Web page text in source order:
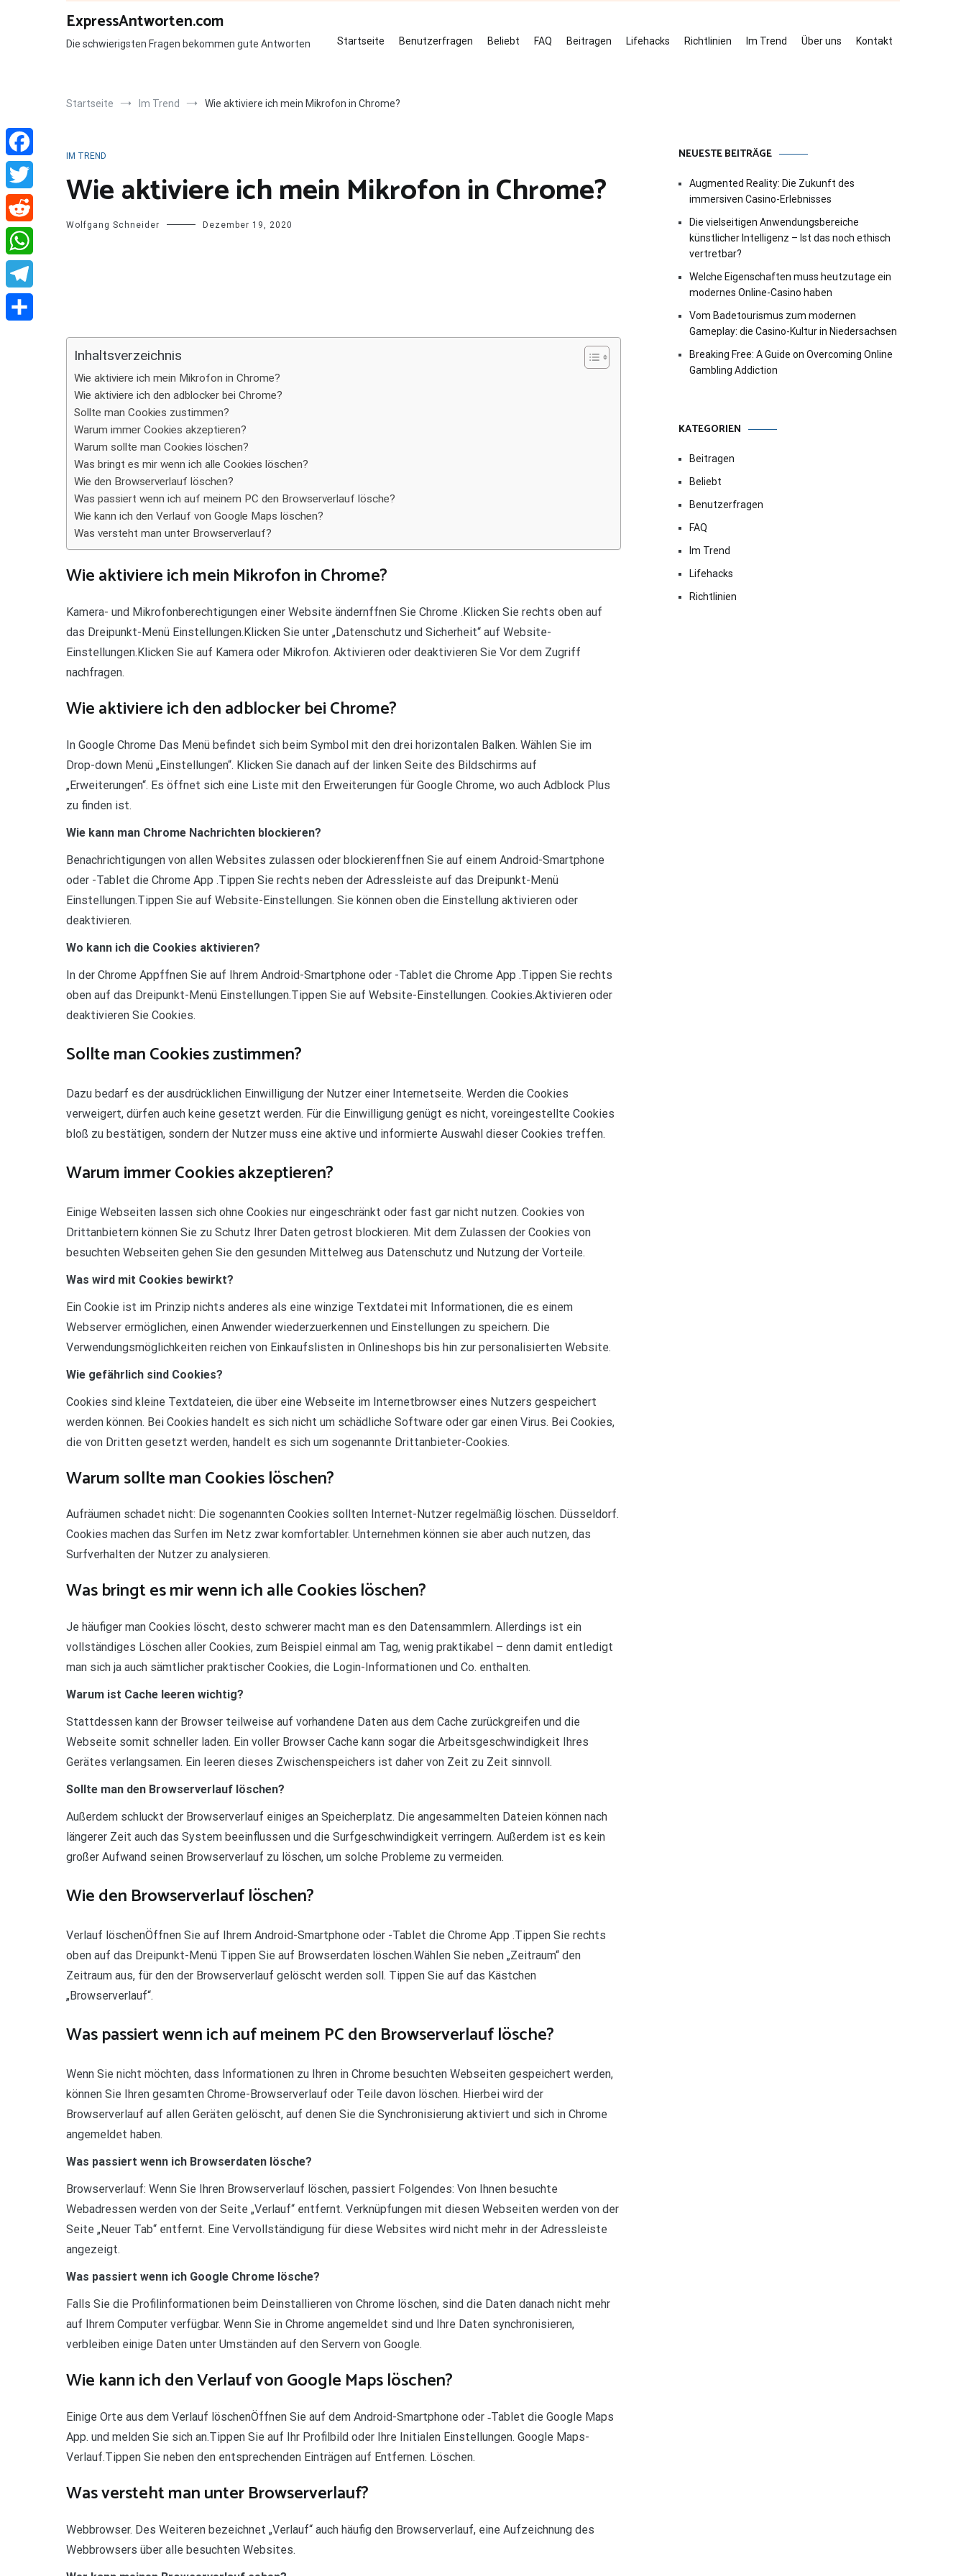
ExpressAntworten.com
Die schwierigsten Fragen bekommen gute Antworten Startseite Benutzerfragen Beliebt FAQ Beitragen Lifehacks Richtlinien Im Trend Über uns Kontakt
Startseite Im Trend Wie aktiviere ich mein Mikrofon in Chrome?
IM TREND
Wie aktiviere ich mein Mikrofon in Chrome?
Wolfgang Schneider Dezember 19, 2020
Inhaltsverzeichnis
Wie aktiviere ich mein Mikrofon in Chrome?
Wie aktiviere ich den adblocker bei Chrome?
Sollte man Cookies zustimmen?
Warum immer Cookies akzeptieren?
Warum sollte man Cookies löschen?
Was bringt es mir wenn ich alle Cookies löschen?
Wie den Browserverlauf löschen?
Was passiert wenn ich auf meinem PC den Browserverlauf lösche?
Wie kann ich den Verlauf von Google Maps löschen?
Was versteht man unter Browserverlauf?
Wie aktiviere ich mein Mikrofon in Chrome?
Kamera- und Mikrofonberechtigungen einer Website ändernffnen Sie Chrome .Klicken Sie rechts oben auf
das Dreipunkt-Menü Einstellungen.Klicken Sie unter „Datenschutz und Sicherheit“ auf Website-
Einstellungen.Klicken Sie auf Kamera oder Mikrofon. Aktivieren oder deaktivieren Sie Vor dem Zugriff
nachfragen.
Wie aktiviere ich den adblocker bei Chrome?
In Google Chrome Das Menü befindet sich beim Symbol mit den drei horizontalen Balken. Wählen Sie im
Drop-down Menü „Einstellungen“. Klicken Sie danach auf der linken Seite des Bildschirms auf
„Erweiterungen“. Es öffnet sich eine Liste mit den Erweiterungen für Google Chrome, wo auch Adblock Plus
zu finden ist.
Wie kann man Chrome Nachrichten blockieren?
Benachrichtigungen von allen Websites zulassen oder blockierenffnen Sie auf einem Android-Smartphone
oder -Tablet die Chrome App .Tippen Sie rechts neben der Adressleiste auf das Dreipunkt-Menü
Einstellungen.Tippen Sie auf Website-Einstellungen. Sie können oben die Einstellung aktivieren oder
deaktivieren.
Wo kann ich die Cookies aktivieren?
In der Chrome Appffnen Sie auf Ihrem Android-Smartphone oder -Tablet die Chrome App .Tippen Sie rechts
oben auf das Dreipunkt-Menü Einstellungen.Tippen Sie auf Website-Einstellungen. Cookies.Aktivieren oder
deaktivieren Sie Cookies.
Sollte man Cookies zustimmen?
Dazu bedarf es der ausdrücklichen Einwilligung der Nutzer einer Internetseite. Werden die Cookies
verweigert, dürfen auch keine gesetzt werden. Für die Einwilligung genügt es nicht, voreingestellte Cookies
bloß zu bestätigen, sondern der Nutzer muss eine aktive und informierte Auswahl dieser Cookies treffen.
Warum immer Cookies akzeptieren?
Einige Webseiten lassen sich ohne Cookies nur eingeschränkt oder fast gar nicht nutzen. Cookies von
Drittanbietern können Sie zu Schutz Ihrer Daten getrost blockieren. Mit dem Zulassen der Cookies von
besuchten Webseiten gehen Sie den gesunden Mittelweg aus Datenschutz und Nutzung der Vorteile.
Was wird mit Cookies bewirkt?
Ein Cookie ist im Prinzip nichts anderes als eine winzige Textdatei mit Informationen, die es einem
Webserver ermöglichen, einen Anwender wiederzuerkennen und Einstellungen zu speichern. Die
Verwendungsmöglichkeiten reichen von Einkaufslisten in Onlineshops bis hin zur personalisierten Website.
Wie gefährlich sind Cookies?
Cookies sind kleine Textdateien, die über eine Webseite im Internetbrowser eines Nutzers gespeichert
werden können. Bei Cookies handelt es sich nicht um schädliche Software oder gar einen Virus. Bei Cookies,
die von Dritten gesetzt werden, handelt es sich um sogenannte Drittanbieter-Cookies.
Warum sollte man Cookies löschen?
Aufräumen schadet nicht: Die sogenannten Cookies sollten Internet-Nutzer regelmäßig löschen. Düsseldorf.
Cookies machen das Surfen im Netz zwar komfortabler. Unternehmen können sie aber auch nutzen, das
Surfverhalten der Nutzer zu analysieren.
Was bringt es mir wenn ich alle Cookies löschen?
Je häufiger man Cookies löscht, desto schwerer macht man es den Datensammlern. Allerdings ist ein
vollständiges Löschen aller Cookies, zum Beispiel einmal am Tag, wenig praktikabel – denn damit entledigt
man sich ja auch sämtlicher praktischer Cookies, die Login-Informationen und Co. enthalten.
Warum ist Cache leeren wichtig?
Stattdessen kann der Browser teilweise auf vorhandene Daten aus dem Cache zurückgreifen und die
Webseite somit schneller laden. Ein voller Browser Cache kann sogar die Arbeitsgeschwindigkeit Ihres
Gerätes verlangsamen. Ein leeren dieses Zwischenspeichers ist daher von Zeit zu Zeit sinnvoll.
Sollte man den Browserverlauf löschen?
Außerdem schluckt der Browserverlauf einiges an Speicherplatz. Die angesammelten Dateien können nach
längerer Zeit auch das System beeinflussen und die Surfgeschwindigkeit verringern. Außerdem ist es kein
großer Aufwand seinen Browserverlauf zu löschen, um solche Probleme zu vermeiden.
Wie den Browserverlauf löschen?
Verlauf löschenÖffnen Sie auf Ihrem Android-Smartphone oder -Tablet die Chrome App .Tippen Sie rechts
oben auf das Dreipunkt-Menü Tippen Sie auf Browserdaten löschen.Wählen Sie neben „Zeitraum“ den
Zeitraum aus, für den der Browserverlauf gelöscht werden soll. Tippen Sie auf das Kästchen
„Browserverlauf“.
Was passiert wenn ich auf meinem PC den Browserverlauf lösche?
Wenn Sie nicht möchten, dass Informationen zu Ihren in Chrome besuchten Webseiten gespeichert werden,
können Sie Ihren gesamten Chrome-Browserverlauf oder Teile davon löschen. Hierbei wird der
Browserverlauf auf allen Geräten gelöscht, auf denen Sie die Synchronisierung aktiviert und sich in Chrome
angemeldet haben.
Was passiert wenn ich Browserdaten lösche?
Browserverlauf: Wenn Sie Ihren Browserverlauf löschen, passiert Folgendes: Von Ihnen besuchte
Webadressen werden von der Seite „Verlauf“ entfernt. Verknüpfungen mit diesen Webseiten werden von der
Seite „Neuer Tab“ entfernt. Eine Vervollständigung für diese Websites wird nicht mehr in der Adressleiste
angezeigt.
Was passiert wenn ich Google Chrome lösche?
Falls Sie die Profilinformationen beim Deinstallieren von Chrome löschen, sind die Daten danach nicht mehr
auf Ihrem Computer verfügbar. Wenn Sie in Chrome angemeldet sind und Ihre Daten synchronisieren,
verbleiben einige Daten unter Umständen auf den Servern von Google.
Wie kann ich den Verlauf von Google Maps löschen?
Einige Orte aus dem Verlauf löschenÖffnen Sie auf dem Android-Smartphone oder ‑Tablet die Google Maps
App. und melden Sie sich an.Tippen Sie auf Ihr Profilbild oder Ihre Initialen Einstellungen. Google Maps-
Verlauf.Tippen Sie neben den entsprechenden Einträgen auf Entfernen. Löschen.
Was versteht man unter Browserverlauf?
Webbrowser. Des Weiteren bezeichnet „Verlauf“ auch häufig den Browserverlauf, eine Aufzeichnung des
Webbrowsers über alle besuchten Websites.
NEUESTE BEITRÄGE
Augmented Reality: Die Zukunft des
immersiven Casino-Erlebnisses
Die vielseitigen Anwendungsbereiche
künstlicher Intelligenz – Ist das noch ethisch
vertretbar?
Welche Eigenschaften muss heutzutage ein
modernes Online-Casino haben
Vom Badetourismus zum modernen
Gameplay: die Casino-Kultur in Niedersachsen
Breaking Free: A Guide on Overcoming Online
Gambling Addiction
KATEGORIEN
Beitragen
Beliebt
Benutzerfragen
FAQ
Im Trend
Lifehacks
Richtlinien
Facebook
Twitter
Reddit
WhatsApp
Telegram